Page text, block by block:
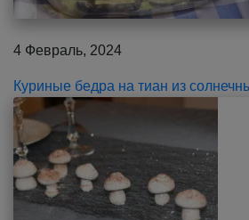
4 Февраль, 2024
Куриные бедра на тиан из